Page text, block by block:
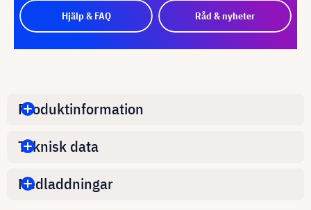
Hjälp & FAQ Råd & nyheter
Produktinformation
Teknisk data
Nedladdningar